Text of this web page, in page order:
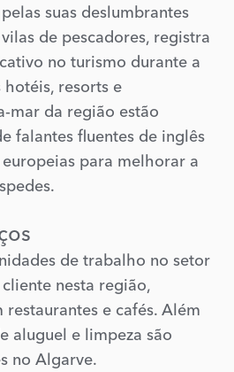
suas deslumbrantes
de pescadores, registra
no turismo durante a
resorts e
mar da região estão
falantes fluentes de inglês
para melhorar a
de trabalho no setor
nesta região,
e cafés. Além
aluguel e limpeza são
no Algarve.